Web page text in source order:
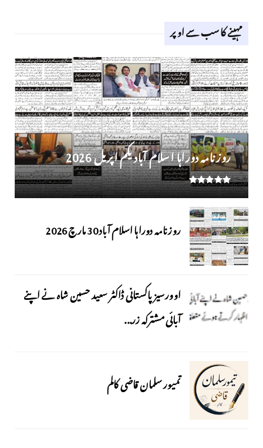
مہینے کا سب سے اوپر
روز نامہ دوراہا اسلام آباد یکم اپریل 2026
روزنامہ دوراہا اسلام آباد 30 مارچ 2026
اوورسیز پاکستانی ڈاکٹر سعید حسین شاہ نے اپنے
آبائی مشترکہ زر...
تمیور سلمان قاضی کالم